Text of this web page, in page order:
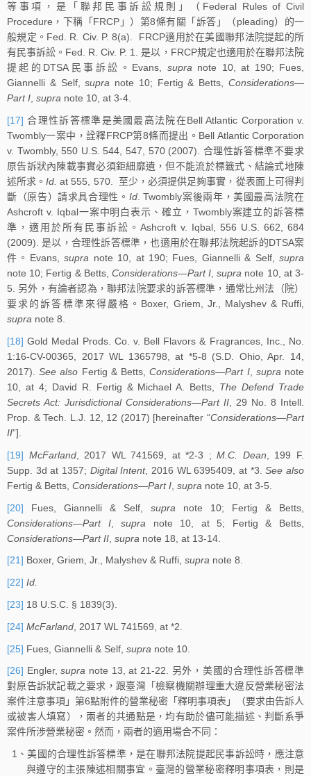
等事項，是「聯邦民事訴訟規則」（Federal Rules of Civil
Procedure，下稱「FRCP」）第8條有關「訴答」（pleading）的一
般規定。Fed. R. Civ. P. 8(a). FRCP適用於在美國聯邦法院提起的所
有民事訴訟。Fed. R. Civ. P. 1. 是以，FRCP規定也適用於在聯邦法院
提起的DTSA民事訴訟。Evans, supranote 10, at 190; Fues,
Giannelli & Self,supra note 10; Fertig & Betts,Considerations—
Part I, supra note 10, at 3-4.
[17] 合理性訴答標準是美國最高法院在Bell Atlantic Corporation v.
Twombly一案中，詮釋FRCP第8條而提出。Bell Atlantic Corporation
v. Twombly, 550 U.S. 544, 547, 570 (2007). 合理性訴答標準不要求
原告訴狀內陳載事實必須鉅細靡遺，但不能流於標籤式、結論式地陳
述所求。Id. at 555, 570. 至少，必須提供足夠事實，從表面上可得判
斷（原告）請求具合理性。 Id. Twombly案後兩年，美國最高法院在
Ashcroft v. Iqbal一案中明白表示、確立，Twombly案建立的訴答標
準，適用於所有民事訴訟。Ashcroft v. Iqbal, 556 U.S. 662, 684
(2009). 是以，合理性訴答標準，也適用於在聯邦法院起訴的DTSA案
件。Evans,supra note 10, at 190; Fues, Giannelli & Self, supra
note 10; Fertig & Betts, Considerations—Part I ,supra note 10, at 3-
5. 另外，有論者認為，聯邦法院要求的訴答標準，通常比州法（院）
要求的訴答標準來得嚴格。Boxer, Griem, Jr., Malyshev & Ruffi,
supra note 8.
[18] Gold Medal Prods. Co. v. Bell Flavors & Fragrances, Inc., No.
1:16-CV-00365, 2017 WL 1365798, at *5-8 (S.D. Ohio, Apr. 14,
2017).See also Fertig & Betts,Considerations—Part I, supra note
10, at 4; David R. Fertig & Michael A. Betts, The Defend Trade
Secrets Act: Jurisdictional Considerations—Part II , 29 No. 8 Intell.
Prop. & Tech. L.J. 12, 12 (2017) [hereinafter “Considerations—Part
II”].
[19] McFarland, 2017 WL 741569, at *2-3 ;M.C. Dean , 199 F.
Supp. 3d at 1357; Digital Intent, 2016 WL 6395409, at *3.See also
Fertig & Betts, Considerations—Part I supra note 10, at 3-5.
[20] Fues, Giannelli & Self, supra note 10; Fertig & Betts,
Considerations—Part I,supra note 10, at 5; Fertig & Betts,
Considerations—Part II supra note 18, at 13-14.
[21] Boxer, Griem, Jr., Malyshev & Ruffi, supra note 8.
[22] Id.
[23] 18 U.S.C. § 1839(3).
[24] McFarland , 2017 WL 741569, at *2.
[25] Fues, Giannelli & Self, supra note 10.
[26] Engler,supra note 13, at 21-22. 另外，美國的合理性訴答標準
對原告訴狀記載之要求，跟臺灣「檢察機關辦理重大違反營業秘密法
案件注意事項」第6點附件的營業秘密「釋明事項表」（要求由告訴人
或被害人填寫），兩者的共通點是，均有助於儘可能描述、判斷系爭
案件所涉營業秘密。然而，兩者的適用場合不同：
1、美國的合理性訴答標準，是在聯邦法院提起民事訴訟時，應注意
與遵守的主張陳述相關事宜。臺灣的營業秘密釋明事項表，則是